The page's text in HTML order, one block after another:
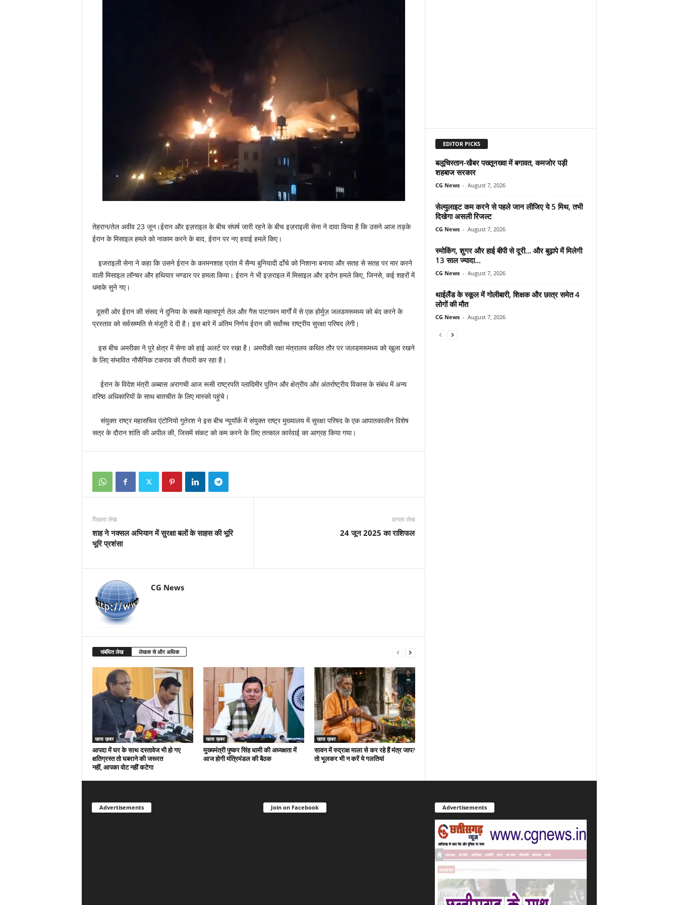
तेहरान/तेल अवीव 23 जून।ईरान और इज़राइल के बीच संघर्ष जारी रहने के बीच इज़राइली सेना ने दावा किया है कि उसने आज तड़के
ईरान के मिसाइल हमले को नाकाम करने के बाद, ईरान पर नए हवाई हमले किए।
इजराइली सेना ने कहा कि उसने ईरान के करमनशाह प्रांत में सैन्य बुनियादी ढाँचे को निशाना बनाया और सतह से सतह पर मार करने
वाली मिसाइल लॉन्चर और हथियार भण्‍डार पर हमला किया। ईरान ने भी इज़राइल में मिसाइल और ड्रोन हमले किए, जिनसे, कई शहरों में
धमाके सुने गए।
दूसरी ओर ईरान की संसद ने दुनिया के सबसे महत्वपूर्ण तेल और गैस पाटगमन मार्गों में से एक होर्मुज़ जलडमरूमध्य को बंद करने के
प्रस्ताव को सर्वसम्मति से मंजूरी दे दी है। इस बारे में अंतिम निर्णय ईरान की सर्वोच्च राष्ट्रीय सुरक्षा परिषद लेगी।
इस बीच अमरीका ने पूरे क्षेत्र में सेना को हाई अलर्ट पर रखा है। अमरीकी रक्षा मंत्रालय कथित तौर पर जलडमरूमध्य को खुला रखने
के लिए संभावित नौसैनिक टकराव की तैयारी कर रहा है।
ईरान के विदेश मंत्री अब्बास अरागची आज रूसी राष्ट्रपति व्लादिमीर पुतिन और क्षेत्रीय और अंतर्राष्ट्रीय विकास के संबंध में अन्य
वरिष्ठ अधिकारियों के साथ बातचीत के लिए मास्को पहुंचे।
संयुक्त राष्ट्र महासचिव एंटोनियो गुतेरश ने इस बीच न्यूयॉर्क में संयुक्त राष्ट्र मुख्यालय में सुरक्षा परिषद के एक आपातकालीन विशेष
सत्र के दौरान शांति की अपील की, जिसमें संकट को कम करने के लिए तत्काल कार्रवाई का आग्रह किया गया।
पिछला लेख
शाह ने नक्सल अभियान में सुरक्षा बलों के साहस की भूरि
भूरि प्रशंसा
अगला लेख
24 जून 2025 का राशिफल
CG News
संबंधित लेख लेखक से और अधिक
खास ख़बर
आपदा में घर के साथ दस्तावेज भी हो गए
क्षतिग्रस्त तो घबराने की जरूरत
नहीं, आपका वोट नहीं कटेगा
खास ख़बर
मुख्यमंत्री पुष्कर सिंह धामी की अध्यक्षता में
आज होगी मंत्रिमंडल की बैठक
खास ख़बर
सावन में रुद्राक्ष माला से कर रहे हैं मंत्र जाप?
तो भूलकर भी न करें ये गलतियां
EDITOR PICKS
बलूचिस्तान-खैबर पख्तूनख्वा में बगावत, कमजोर पड़ी
शहबाज सरकार
CG News - August 7, 2026
सेल्युलाइट कम करने से पहले जान लीजिए ये 5 मिथ, तभी
दिखेगा असली रिजल्ट
CG News - August 7, 2026
स्मोकिंग, शुगर और हाई बीपी से दूरी… और बुढ़ापे में मिलेगी
13 साल ज्यादा...
CG News - August 7, 2026
थाईलैंड के स्कूल में गोलीबारी, शिक्षक और छात्र समेत 4
लोगों की मौत
CG News - August 7, 2026
Advertisements Join on Facebook Advertisements